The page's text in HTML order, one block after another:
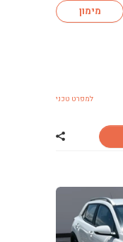
מימון
למפרט טכני
שתף רכב קיה